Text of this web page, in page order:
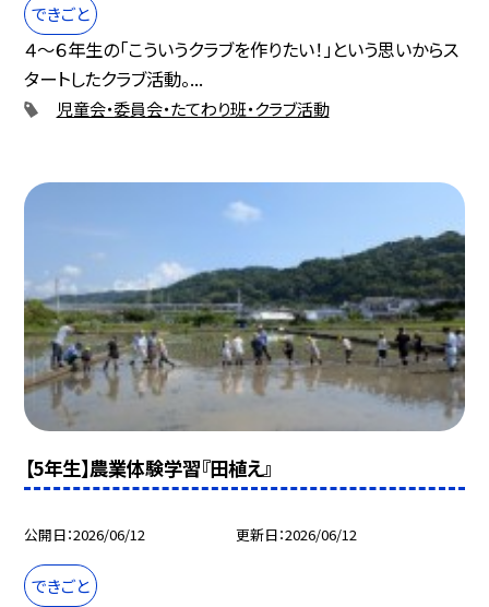
できごと
４～６年生の「こういうクラブを作りたい！」という思いからス
タートしたクラブ活動。...
児童会・委員会・たてわり班・クラブ活動
【5年生】農業体験学習『田植え』
公開日 2026/06/12 更新日 2026/06/12
できごと